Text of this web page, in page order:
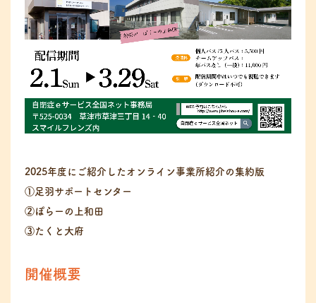
2025年度にご紹介したオンライン事業所紹介の集約版
①足羽サポートセンター
②ぽらーの上和田
③たくと大府
開催概要